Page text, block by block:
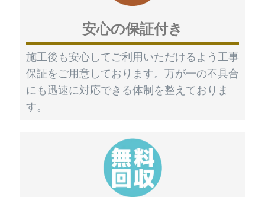
安心の保証付き
施工後も安心してご利用いただけるよう工事
保証をご用意しております。万が一の不具合
にも迅速に対応できる体制を整えておりま
す。